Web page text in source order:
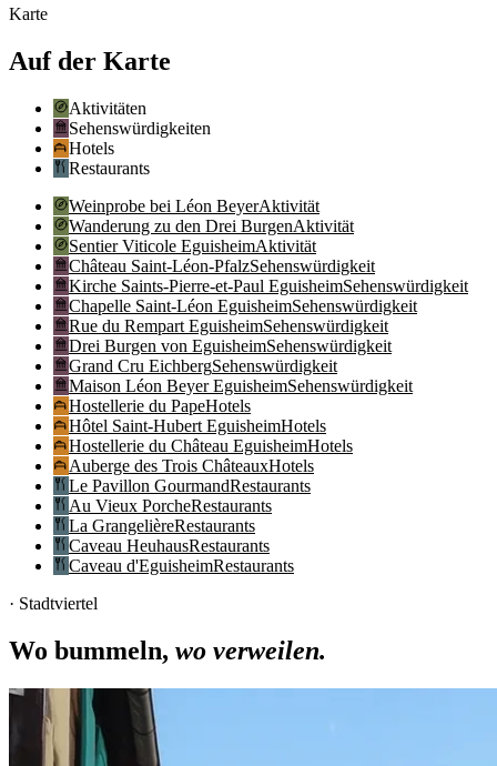
Karte
Auf der Karte
Aktivitäten
Sehenswürdigkeiten
Hotels
Restaurants
Weinprobe bei Léon BeyerAktivität
Wanderung zu den Drei BurgenAktivität
Sentier Viticole EguisheimAktivität
Château Saint-Léon-PfalzSehenswürdigkeit
Kirche Saints-Pierre-et-Paul EguisheimSehenswürdigkeit
Chapelle Saint-Léon EguisheimSehenswürdigkeit
Rue du Rempart EguisheimSehenswürdigkeit
Drei Burgen von EguisheimSehenswürdigkeit
Grand Cru EichbergSehenswürdigkeit
Maison Léon Beyer EguisheimSehenswürdigkeit
Hostellerie du PapeHotels
Hôtel Saint-Hubert EguisheimHotels
Hostellerie du Château EguisheimHotels
Auberge des Trois ChâteauxHotels
Le Pavillon GourmandRestaurants
Au Vieux PorcheRestaurants
La GrangelièreRestaurants
Caveau HeuhausRestaurants
Caveau d'EguisheimRestaurants
· Stadtviertel
Wo bummeln, wo verweilen.